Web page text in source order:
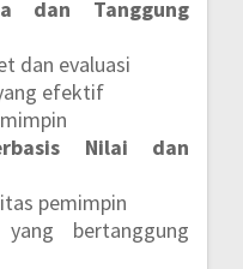
dan Tanggung
dan evaluasi
efektif
Nilai dan
pemimpin
yang bertanggung